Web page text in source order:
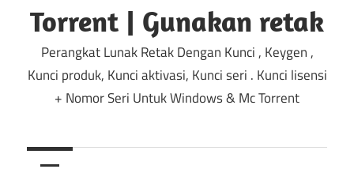
Torrent | Gunakan retak
Perangkat Lunak Retak Dengan Kunci , Keygen ,
Kunci produk, Kunci aktivasi, Kunci seri . Kunci lisensi
+ Nomor Seri Untuk Windows & Mc Torrent